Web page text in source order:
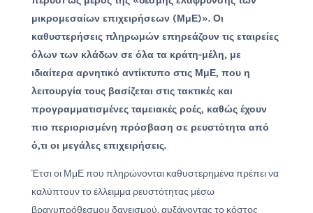
μικρομεσαίων επιχειρήσεων (ΜμΕ)». Οι
καθυστερήσεις πληρωμών επηρεάζουν τις εταιρείες
όλων των κλάδων σε όλα τα κράτη-μέλη, με
ιδιαίτερα αρνητικό αντίκτυπο στις ΜμΕ, που η
λειτουργία τους βασίζεται στις τακτικές και
προγραμματισμένες ταμειακές ροές, καθώς έχουν
πιο περιορισμένη πρόσβαση σε ρευστότητα από
ό,τι οι μεγάλες επιχειρήσεις.
Έτσι οι ΜμΕ που πληρώνονται καθυστερημένα πρέπει να
καλύπτουν το έλλειμμα ρευστότητας μέσω
βραχυπρόθεσμου δανεισμού, αυξάνοντας το κόστος